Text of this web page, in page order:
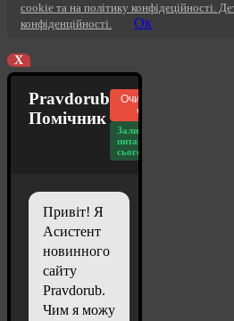
cookie та на політику конфідеційності.
конфіденційності.
Ок
X
Pravdorub
Помічник
Очистити
чат
Залишилось
питань
сьогодні: 20
Привіт! Я
Асистент
новинного
сайту
Pravdorub.
Чим я можу